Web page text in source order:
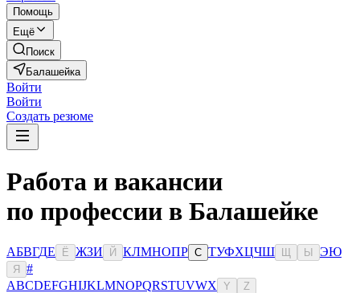
Помощь
Ещё
Поиск
Балашейка
Войти
Войти
Создать резюме
Работа и вакансии
по профессии в Балашейке
АБВГДЕ Ё ЖЗИ Й КЛМНОПР С ТУФХЦЧШ Ы ЭЮ
Я
#
ABCDEFGHIJKLMNOPQRSTUVWX Y Z